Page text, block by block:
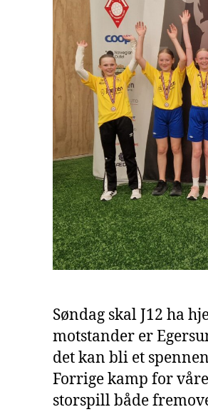
Søndag skal J12 ha
motstander er
det kan bli et
Forrige kamp for
storspill både